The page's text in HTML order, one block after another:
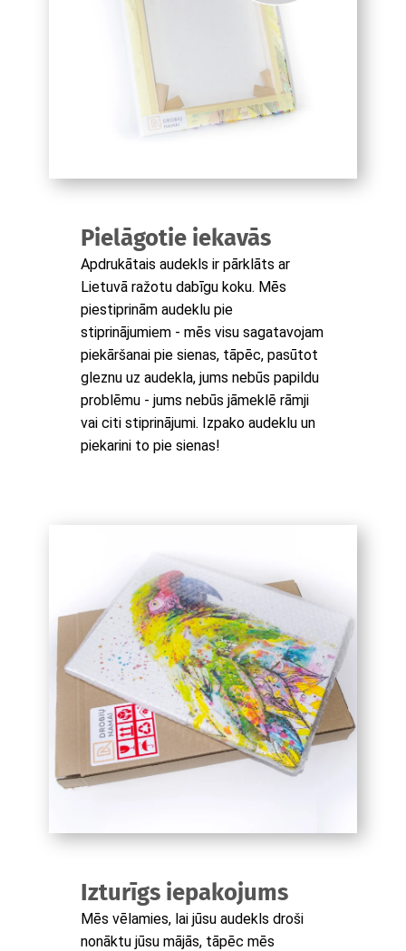
Pielāgotie iekavās
Apdrukātais audekls ir pārklāts ar
Lietuvā ražotu dabīgu koku. Mēs
piestiprinām audeklu pie
stiprinājumiem - mēs visu sagatavojam
piekāršanai pie sienas, tāpēc, pasūtot
gleznu uz audekla, jums nebūs papildu
problēmu - jums nebūs jāmeklē rāmji
vai citi stiprinājumi. Izpako audeklu un
piekarini to pie sienas!
Izturīgs iepakojums
Mēs vēlamies, lai jūsu audekls droši
nonāktu jūsu mājās, tāpēc mēs